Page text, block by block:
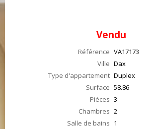
Vendu
Référence VA17173
Ville Dax
Type d'appartement Duplex
Surface 58.86
Pièces 3
Chambres 2
Salle de bains 1